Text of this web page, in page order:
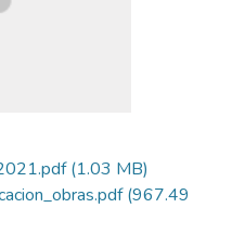
(1.03 MB)
(967.49